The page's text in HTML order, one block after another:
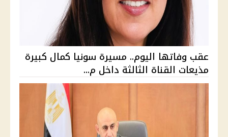
عقب وفاتها اليوم.. مسيرة سونيا كمال كبيرة
مذيعات القناة الثالثة داخل م...